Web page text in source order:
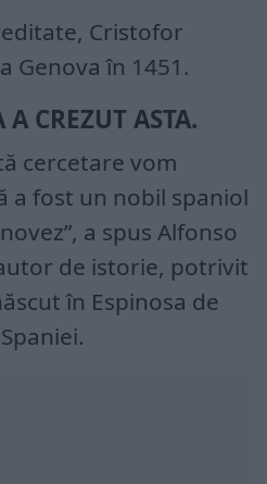
Cristofor
Genova în 1451.
CREZUT ASTA.
cercetare vom
a fost un nobil spaniol
a spus Alfonso
de istorie, potrivit
în Espinosa de